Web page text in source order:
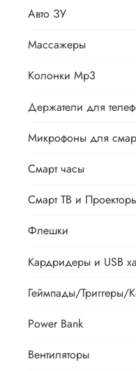
Авто ЗУ
Массажеры
Колонки Mp3
Держатели для
Микрофоны для
Смарт часы
Смарт ТВ и
Флешки
Кардридеры и USB
Геймпады/
Power Bank
Вентиляторы